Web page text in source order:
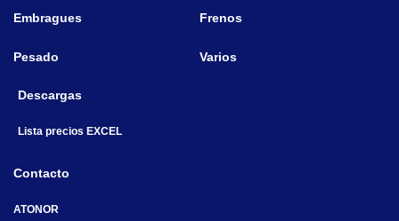
Embragues Frenos
Pesado Varios
Descargas
Lista precios EXCEL
Contacto
ATONOR